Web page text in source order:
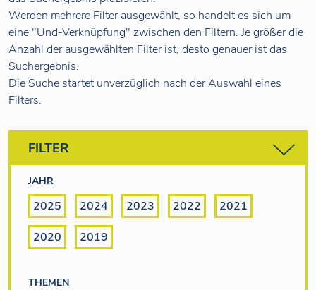
Werden mehrere Filter ausgewählt, so handelt es sich um
eine "Und-Verknüpfung" zwischen den Filtern. Je größer die
Anzahl der ausgewählten Filter ist, desto genauer ist das
Suchergebnis.
Die Suche startet unverzüglich nach der Auswahl eines
Filters.
FILTER
JAHR
2025 2024 2023 2022
2021
2020
2019
THEMEN